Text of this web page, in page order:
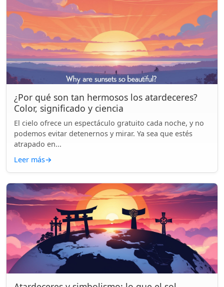
¿Por qué son tan hermosos los atardeceres?
Color, significado y ciencia
El cielo ofrece un espectáculo gratuito cada noche, y no
podemos evitar detenernos y mirar. Ya sea que estés
atrapado en...
Leer más→